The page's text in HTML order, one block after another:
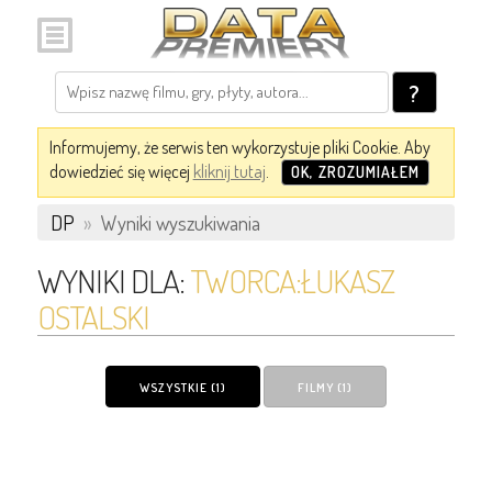
?
Informujemy, że serwis ten wykorzystuje pliki Cookie. Aby
dowiedzieć się więcej kliknij tutaj. OK, ZROZUMIAŁEM
DP » Wyniki wyszukiwania
WYNIKI DLA:TWORCA:ŁUKASZ
OSTALSKI
WSZYSTKIE (1) FILMY (1)